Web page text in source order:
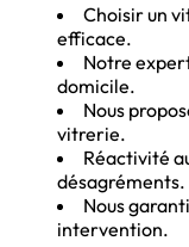
Choisir un
efficace.
Notre
domicile.
Nous
vitrerie.
Réactivité
désagréments.
Nous
intervention.